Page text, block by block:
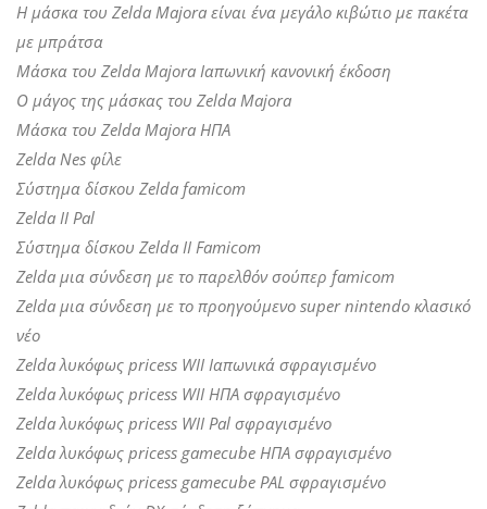
Η μάσκα του Zelda Majora είναι ένα μεγάλο κιβώτιο με πακέτα
με μπράτσα
Μάσκα του Zelda Majora Ιαπωνική κανονική έκδοση
Ο μάγος της μάσκας του Zelda Majora
Μάσκα του Zelda Majora ΗΠΑ
Zelda Nes φίλε
Σύστημα δίσκου Zelda famicom
Zelda II Pal
Σύστημα δίσκου Zelda II Famicom
Zelda μια σύνδεση με το παρελθόν σούπερ famicom
Zelda μια σύνδεση με το προηγούμενο super nintendo κλασικό
νέο
Zelda λυκόφως pricess WII Ιαπωνικά σφραγισμένο
Zelda λυκόφως pricess WII ΗΠΑ σφραγισμένο
Zelda λυκόφως pricess WII Pal σφραγισμένο
Zelda λυκόφως pricess gamecube ΗΠΑ σφραγισμένο
Zelda λυκόφως pricess gamecube PAL σφραγισμένο